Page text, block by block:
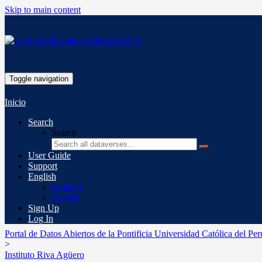
Skip to main content
Toggle navigation
Inicio
Search
Search
User Guide
Support
English
Español
English
Sign Up
Log In
Portal de Datos Abiertos de la Pontificia Universidad Católica del
>
Instituto Riva Agüero